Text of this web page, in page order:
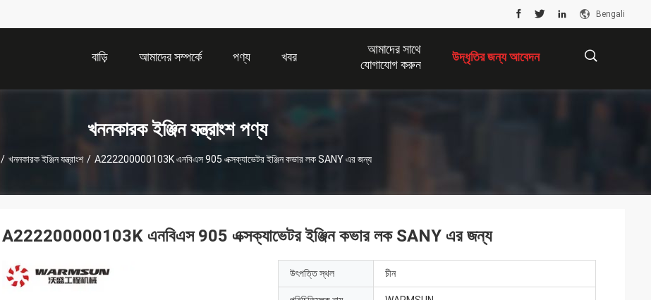
Bengali
বাড়ি আমাদের সম্পর্কে পণ্য খবর
আমাদের সাথে
যোগাযোগ করুন
উদ্ধৃতির জন্য আবেদন
খননকারক ইঞ্জিন যন্ত্রাংশ পণ্য
/ খননকারক ইঞ্জিন যন্ত্রাংশ / A222200000103K এনবিএস 905 এক্সক্যাভেটর ইঞ্জিন কভার লক SANY এর জন্য
A222200000103K এনবিএস 905 এক্সক্যাভেটর ইঞ্জিন কভার লক SANY এর জন্য
উৎপত্তি স্থল চীন